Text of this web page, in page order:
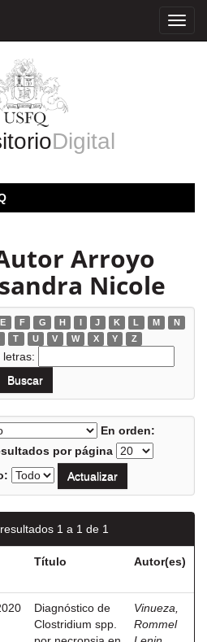
Digital
Arroyo
Nicole
E F G H I J K L M
N
T U V W X Y Z
letras:
En orden:
por página
1 a 1 de 1
Título Autor(es)
Diagnóstico de
Clostridium spp.
Vinueza,
Rommel